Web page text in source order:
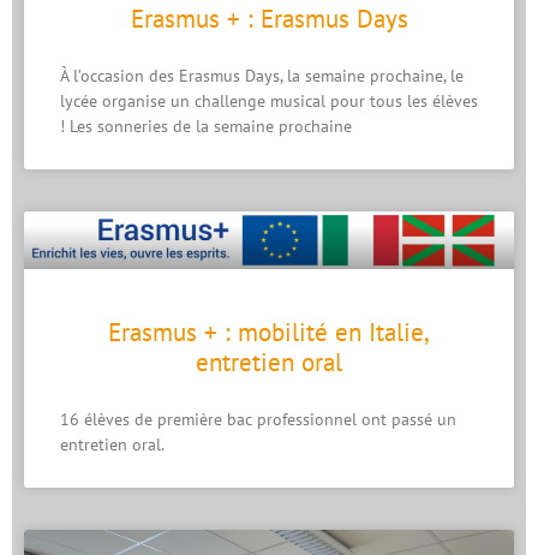
Erasmus + : Erasmus Days
À l’occasion des Erasmus Days, la semaine prochaine, le
lycée organise un challenge musical pour tous les élèves
! Les sonneries de la semaine prochaine
Erasmus + : mobilité en Italie,
entretien oral
16 élèves de première bac professionnel ont passé un
entretien oral.